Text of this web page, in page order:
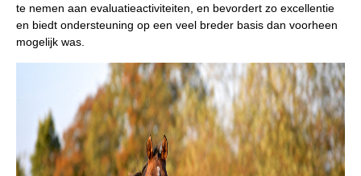
te nemen aan evaluatieactiviteiten, en bevordert zo excellentie
en biedt ondersteuning op een veel breder basis dan voorheen
mogelijk was.